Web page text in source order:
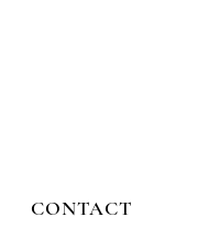
CONTACT